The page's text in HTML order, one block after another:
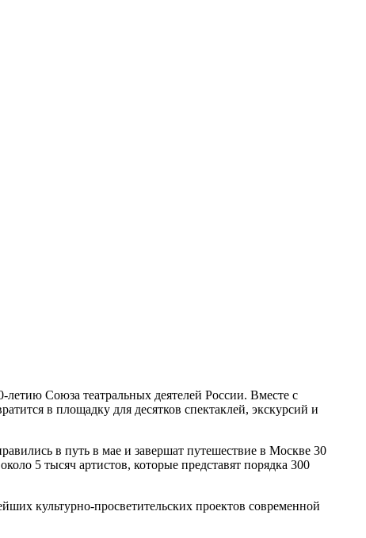
Союза театральных деятелей России. Вместе с
в площадку для десятков спектаклей, экскурсий и
в путь в мае и завершат путешествие в Москве 30
5 тысяч артистов, которые представят порядка 300
культурно-просветительских проектов современной